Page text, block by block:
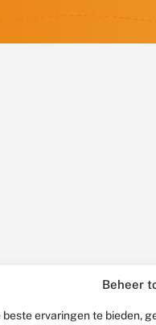
Beheer
beste ervaringen te bieden,